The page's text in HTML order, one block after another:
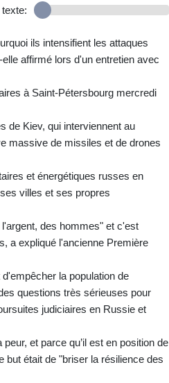
texte:
ils intensifient les attaques
affirmé lors d'un entretien avec
à Saint-Pétersbourg mercredi
de Kiev, qui interviennent au
massive de missiles et de drones
et énergétiques russes en
villes et ses propres
des hommes" et c'est
a expliqué l'ancienne Première
la population de
questions très sérieuses pour
judiciaires en Russie et
et parce qu’il est en position de
but était de "briser la résilience des